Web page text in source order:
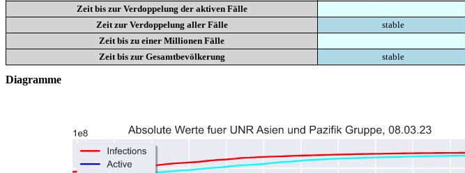
Zeit bis zur Verdoppelung der aktiven Fälle
Zeit zur Verdoppelung aller Fälle
stable
Zeit bis zu einer Millionen Fälle
Zeit bis zur Gesamtbevölkerung
stable
Diagramme